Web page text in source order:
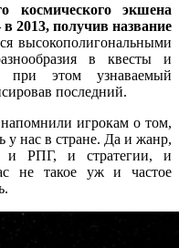
космического экшена
2013, получив название
высокополигональными
в квесты и
при этом узнаваемый
последний.
игрокам о том,
у нас в стране. Да и жанр,
и РПГ, и стратегии, и
не такое уж и частое